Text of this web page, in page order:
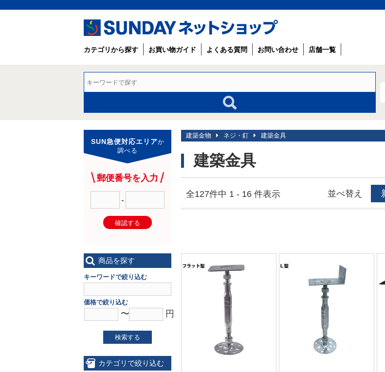
カテゴリから探す お買い物ガイド よくある質問 お問い合わせ 店舗一覧
建築金物 ネジ・釘 建築金具
建築金具
全127件中 1 - 16 件表示 並べ替え
SUN急便対応エリアか
調べる
郵便番号を入力
-
確認する
商品を探す
キーワードで絞り込む
価格で絞り込む
〜 円
検索する
カテゴリで絞り込む